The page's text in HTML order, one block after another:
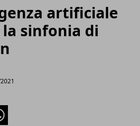
artificiale
sinfonia di